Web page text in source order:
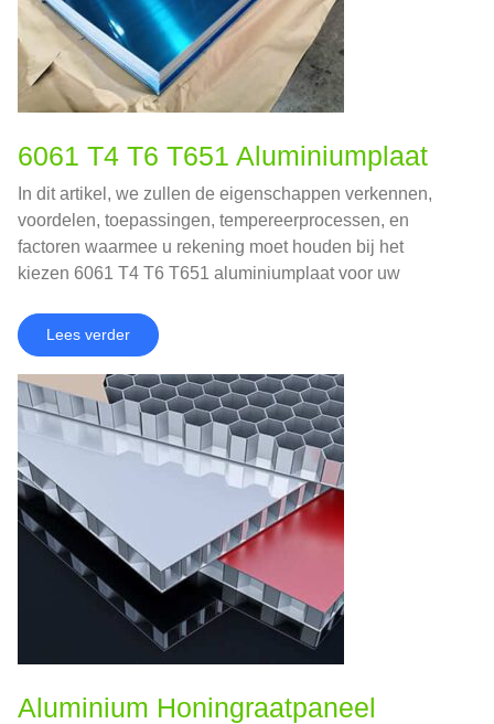
6061 T4 T6 T651 Aluminiumplaat
In dit artikel, we zullen de eigenschappen verkennen,
voordelen, toepassingen, tempereerprocessen, en
factoren waarmee u rekening moet houden bij het
kiezen 6061 T4 T6 T651 aluminiumplaat voor uw
Lees verder
Aluminium Honingraatpaneel